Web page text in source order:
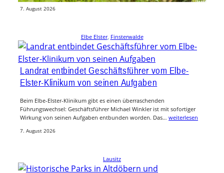
7. August 2026
Elbe Elster, Finsterwalde
Landrat entbindet Geschäftsführer vom Elbe-
Elster-Klinikum von seinen Aufgaben
Beim Elbe-Elster-Klinikum gibt es einen überraschenden
Führungswechsel: Geschäftsführer Michael Winkler ist mit sofortiger
Wirkung von seinen Aufgaben entbunden worden. Das… weiterlesen
7. August 2026
Lausitz